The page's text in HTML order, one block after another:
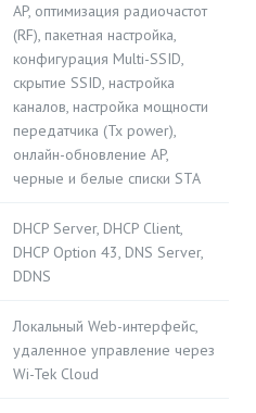
AP, оптимизация радиочастот
(RF), пакетная настройка,
конфигурация Multi-SSID,
скрытие SSID, настройка
каналов, настройка мощности
передатчика (Tx power),
онлайн-обновление AP,
черные и белые списки STA
DHCP Server, DHCP Client,
DHCP Option 43, DNS Server,
DDNS
Локальный Web-интерфейс,
удаленное управление через
Wi-Tek Cloud